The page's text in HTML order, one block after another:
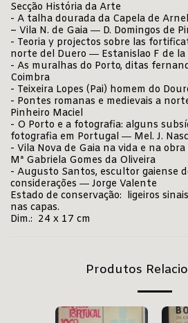
Secção História da Arte
- A talha dourada da Capela de
– Vila N. de Gaia ― D. Domingos de
- Teoria y projectos sobre las
norte del Duero ― Estanislao F de la
- As muralhas do Porto, ditas
Coimbra
- Teixeira Lopes (Pai) homem do
- Pontes romanas e medievais a
Pinheiro Maciel
- O Porto e a fotografia: alguns
fotografia em Portugal ― Mel. J.
- Vila Nova de Gaia na vida e na
Mª Gabriela Gomes da Oliveira
- Augusto Santos, escultor gaiense
considerações ― Jorge Valente
Estado de conservação: ligeiros
nas capas.
Dim.: 24 x 17 cm
Produtos